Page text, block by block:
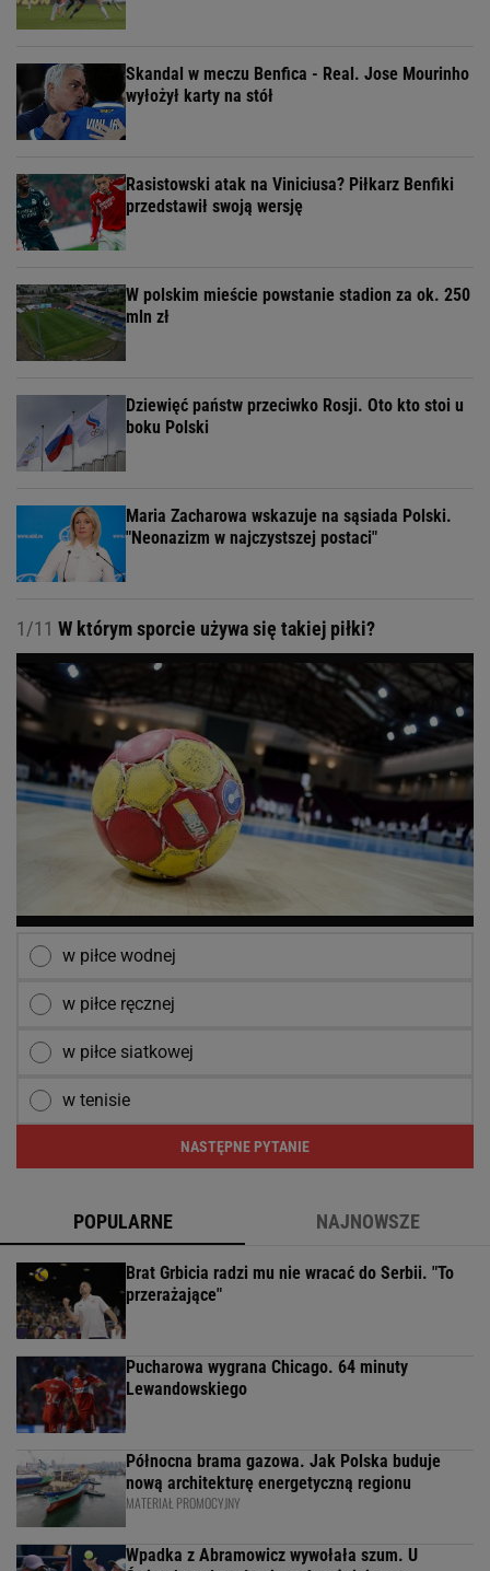
Skandal w meczu Benfica - Real. Jose Mourinho
wyłożył karty na stół
Rasistowski atak na Viniciusa? Piłkarz Benfiki
przedstawił swoją wersję
W polskim mieście powstanie stadion za ok. 250
mln zł
Dziewięć państw przeciwko Rosji. Oto kto stoi u
boku Polski
Maria Zacharowa wskazuje na sąsiada Polski.
"Neonazizm w najczystszej postaci"
1/11 W którym sporcie używa się takiej piłki?
w piłce wodnej
w piłce ręcznej
w piłce siatkowej
w tenisie
NASTĘPNE PYTANIE
POPULARNE NAJNOWSZE
Brat Grbicia radzi mu nie wracać do Serbii. "To
przerażające"
Pucharowa wygrana Chicago. 64 minuty
Lewandowskiego
Północna brama gazowa. Jak Polska buduje
nową architekturę energetyczną regionu
MATERIAŁ PROMOCYJNY
Wpadka z Abramowicz wywołała szum. U